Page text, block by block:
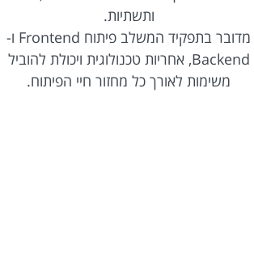
ותשתיות.
מדובר בתפקיד המשלב פיתוח Frontend ו-
Backend, אחריות טכנולוגית ויכולת להוביל
משימות לאורך כל מחזור חיי הפיתוח.